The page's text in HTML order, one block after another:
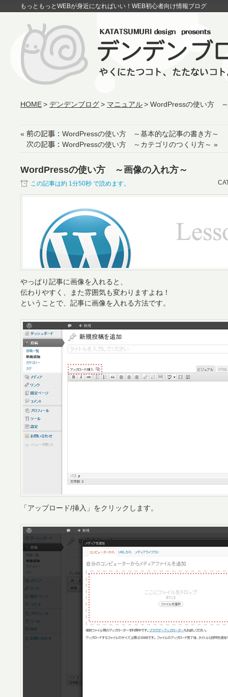
もっともっとWEBが身近になればいい！WEB初心者向け情報ブログ
HOME デンデンブログ マニュアル WordPressの使い方
«
WordPressの使い方 ～基本的な記事の書き方～
WordPressの使い方 ～カテゴリのつくり方～ »
WordPressの使い方 ～画像の入れ方～
この記事は約 1分50秒 で読めます。
やっぱり記事に画像を入れると、
伝わりやすく、また雰囲気も変わりますよね！
ということで、記事に画像を入れる方法です。
「アップロード/挿入」をクリックします。